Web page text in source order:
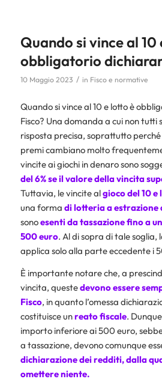
Quando si vince al 10
obbligatorio
10 Maggio 2023 / in Fisco e normative
Quando si vince al 10 e lotto è
Fisco? Una domanda a cui non tutti
risposta precisa, soprattutto perché
premi cambiano molto
vincite ai giochi in denaro sono
del 6% se il valore della vincita
Tuttavia, le vincite algioco del 10 e
una forma di lotteria a
sonoesenti da tassazione fino a
500 euro. Al di sopra di tale soglia,
applica solo alla parte eccedente i
È importante notare che, a
vincita, questedevono essere
Fisco, in quanto l’omessa
costituisce unreato fiscale.
importo inferiore ai 500 euro,
a tassazione, devono comunque
dichiarazione dei redditi, dalla
omettere niente.